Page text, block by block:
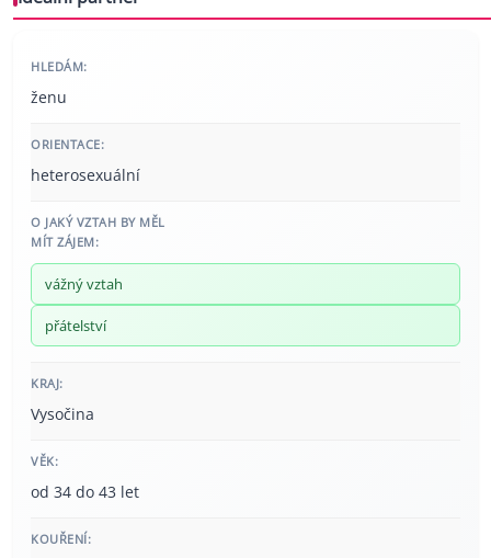
HLEDÁM:
ženu
ORIENTACE:
heterosexuální
O JAKÝ VZTAH BY MĚL
MÍT ZÁJEM:
vážný vztah
přátelství
KRAJ:
Vysočina
VĚK:
od 34 do 43 let
KOUŘENÍ: